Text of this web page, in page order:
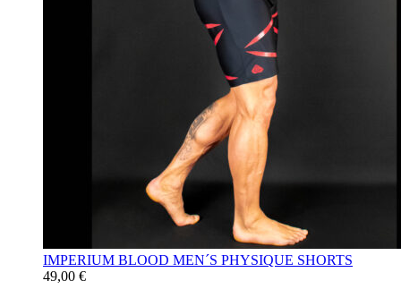
IMPERIUM BLOOD MEN´S PHYSIQUE SHORTS
49,00 €